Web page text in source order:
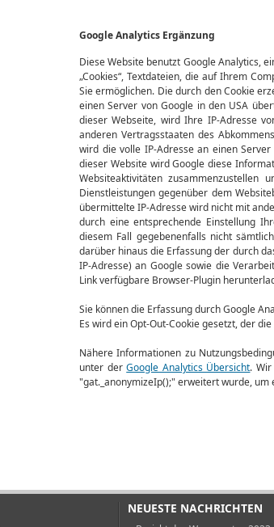
Google Analytics Ergänzung
Diese Website benutzt Google Analytics,
„Cookies“, Textdateien, die auf Ihrem
Sie ermöglichen. Die durch den Cookie
einen Server von Google in den USA
dieser Webseite, wird Ihre IP-Adresse
anderen Vertragsstaaten des
wird die volle IP-Adresse an einen
dieser Website wird Google diese
Websiteaktivitäten
Dienstleistungen gegenüber dem
übermittelte IP-Adresse wird nicht mit
durch eine entsprechende Einstellung
diesem Fall gegebenenfalls nicht
darüber hinaus die Erfassung der durch
IP-Adresse) an Google sowie die
Link verfügbare Browser-Plugin
Sie können die Erfassung durch Google
Es wird ein Opt-Out-Cookie gesetzt, der
Nähere Informationen zu
unter derGoogle Analytics Übersicht.
"gat._anonymizeIp();" erweitert wurde, um
NEUESTE NACHRICHTEN